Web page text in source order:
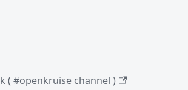
( #openkruise channel )